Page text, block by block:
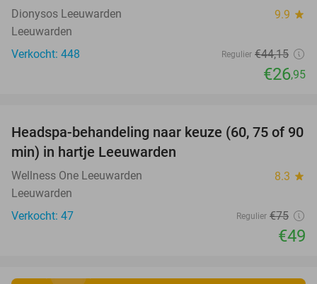
Dionysos Leeuwarden 9.9 star
Leeuwarden
Verkocht: 448
Regulier €44,15
€26,95
35%
Headspa-behandeling naar keuze (60, 75 of 90
min) in hartje Leeuwarden
Wellness One Leeuwarden 8.3 star
Leeuwarden
Verkocht: 47
Regulier €75
€49